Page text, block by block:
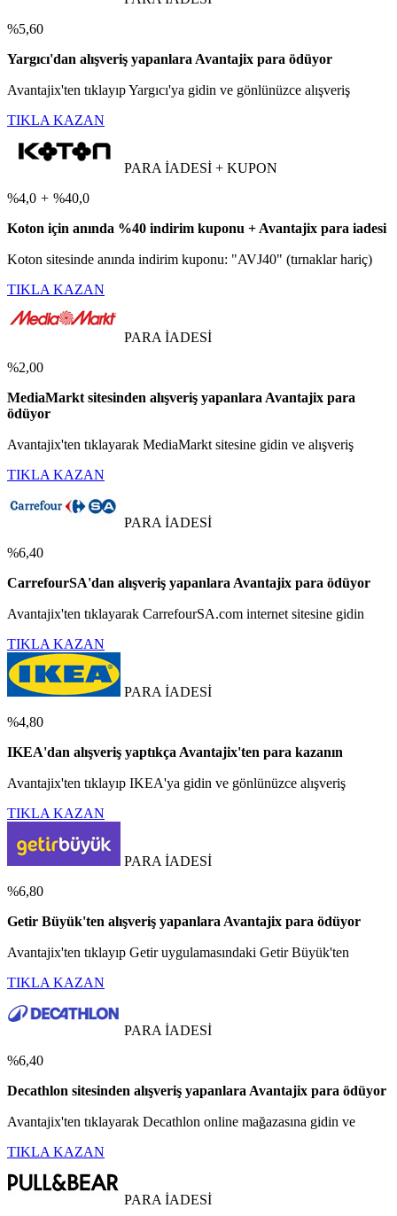
%5,60
Yargıcı'dan alışveriş yapanlara Avantajix para ödüyor
Avantajix'ten tıklayıp Yargıcı'ya gidin ve gönlünüzce alışveriş
TIKLA KAZAN
PARA İADESİ + KUPON
%4,0 + %40,0
Koton için anında %40 indirim kuponu + Avantajix para iadesi
Koton sitesinde anında indirim kuponu: "AVJ40" (tırnaklar hariç)
TIKLA KAZAN
PARA İADESİ
%2,00
MediaMarkt sitesinden alışveriş yapanlara Avantajix para
ödüyor
Avantajix'ten tıklayarak MediaMarkt sitesine gidin ve alışveriş
TIKLA KAZAN
PARA İADESİ
%6,40
CarrefourSA'dan alışveriş yapanlara Avantajix para ödüyor
Avantajix'ten tıklayarak CarrefourSA.com internet sitesine gidin
TIKLA KAZAN
PARA İADESİ
%4,80
IKEA'dan alışveriş yaptıkça Avantajix'ten para kazanın
Avantajix'ten tıklayıp IKEA'ya gidin ve gönlünüzce alışveriş
TIKLA KAZAN
PARA İADESİ
%6,80
Getir Büyük'ten alışveriş yapanlara Avantajix para ödüyor
Avantajix'ten tıklayıp Getir uygulamasındaki Getir Büyük'ten
TIKLA KAZAN
PARA İADESİ
%6,40
Decathlon sitesinden alışveriş yapanlara Avantajix para ödüyor
Avantajix'ten tıklayarak Decathlon online mağazasına gidin ve
TIKLA KAZAN
PARA İADESİ